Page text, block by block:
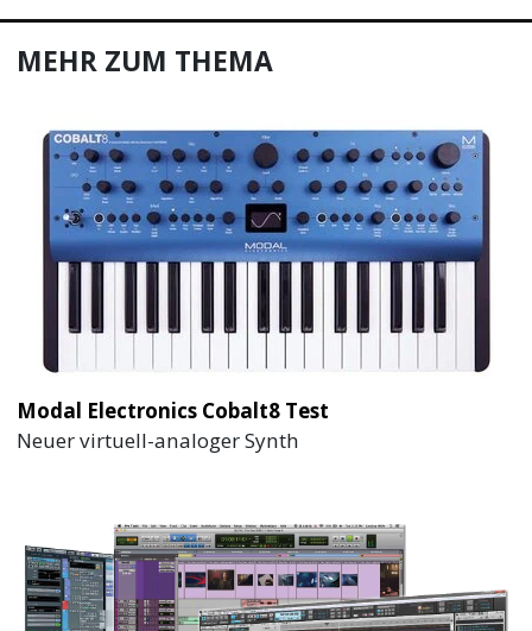
MEHR ZUM THEMA
Modal Electronics Cobalt8 Test
Neuer virtuell-analoger Synth